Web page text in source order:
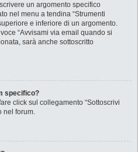
un argomento specifico
nel menu a tendina “Strumenti
e inferiore di un argomento.
“Avvisami via email quando si
sarà anche sottoscritto
specifico?
click sul collegamento “Sottoscrivi
nel forum.